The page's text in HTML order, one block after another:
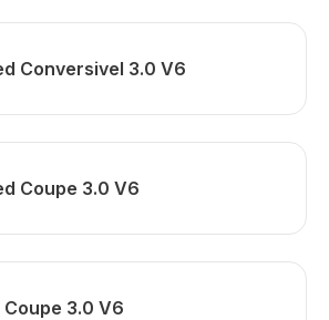
Conversivel 3.0 V6
Coupe 3.0 V6
3.0 V6